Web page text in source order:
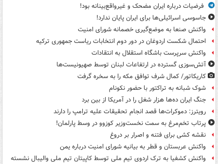
فرضیات درباره ایران مضحک و غیرواقع‌بینانه بود!
جاسوسی اسرائیلی‌ها برای ایران پایان ندارد!
واکنش صنعا به موضع‌گیری خصمانه شورای امنیت
احتمال شکست اردوغان در دور دوم انتخابات ریاست جمهوری ترکیه
واکنش سرپرست باشگاه استقلال به انتقادات
آتش‌سوزی گسترده در ارتفاعات لبنان توسط صهیونیست‌ها
کاریکاتور/ کمال شرف توافق مکه را به سخره گرفت
شوک شبانه به تراکتور با حضور نکونام
جنگ ایران ده‌ها هزار شغل را در آمریکا از بین برد
رویترز: دموکرات‌ها قصد انجام تحقیقات علیه ترامپ را دارند
پرتاب تخم‌مرغ به سمت نخست‌وزیر کوزوو در وسط پارلمان!
نقشه کشی برای فتنه و اصرار بر دروغ
واکنش عربستان و قطر به بیانیه شورای امنیت درباره یمن
واکنش کشفیا به ترک اردوی تیم ملی توسط کاپیتان تیم ملی والیبال نشسته